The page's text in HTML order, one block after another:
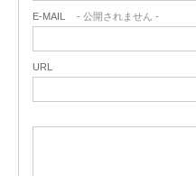
E-MAIL - 公開されません -
URL